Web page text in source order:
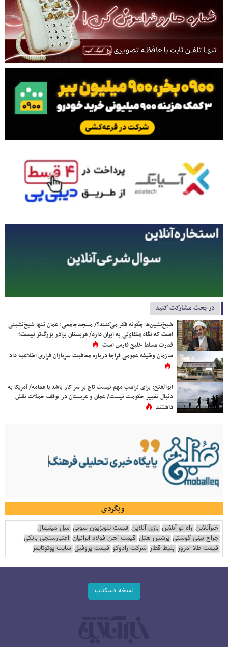
در بحث مشارکت کنید
شیخ‌نشین‌ها چگونه فکر می‌کنند؟/ مسجدجامعی: عمان تنها شیخ‌نشینی
است که نگاه متفاوتی به ایران دارد/ عربستان برادر بزرگ‌تر نیست؛
قدرت مسلط خلیج فارس است
سازمان وظیفه عمومی فراجا درباره معافیت سربازان فراری اطلاعیه داد
ابوالفتح: برای ترامپ مهم نیست تاج بر سر کار باشد یا عمامه/ آمریکا به
دنبال تغییر حکومت نیست/ عمان و عربستان در توقف حملات نقش
داشتند
وبگردی
خبرآنلاین راه نو آنلاین بازی آنلاین قیمت تلویزیون سونی مبل مینیمال
جراح بینی گوشتی پرشین هتل قیمت آهن فولاد ایرانیان اعتبارسنجی بانکی
قیمت طلا امروز بلیط قطار شرکت رادوکو قیمت پروفیل سایت یوتوتایمز
نسخه دسکتاپ